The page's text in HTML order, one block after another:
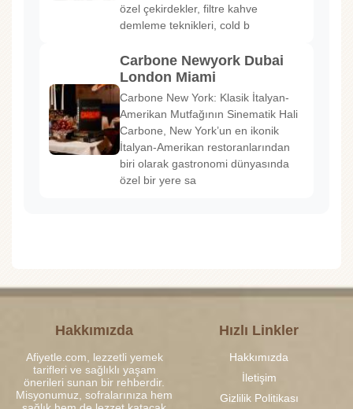
özel çekirdekler, filtre kahve
demleme teknikleri, cold b
Carbone Newyork Dubai
London Miami
Carbone New York: Klasik İtalyan-
Amerikan Mutfağının Sinematik Hali
Carbone, New York’un en ikonik
İtalyan-Amerikan restoranlarından
biri olarak gastronomi dünyasında
özel bir yere sa
Hakkımızda
Afiyetle.com, lezzetli yemek
tarifleri ve sağlıklı yaşam
önerileri sunan bir rehberdir.
Misyonumuz, sofralarınıza hem
Hızlı Linkler
Hakkımızda
İletişim
Gizlilik Politikası